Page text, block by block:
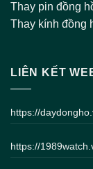
Thay pin đồng
Thay kính đồng
LIÊN KẾT
https://
https://